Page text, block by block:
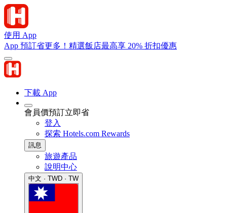
使用 App
App 預訂省更多！精選飯店最高享 20% 折扣優惠
下載 App
會員價預訂立即省
登入
探索 Hotels.com Rewards
訊息
旅遊產品
說明中心
中文 · TWD · TW